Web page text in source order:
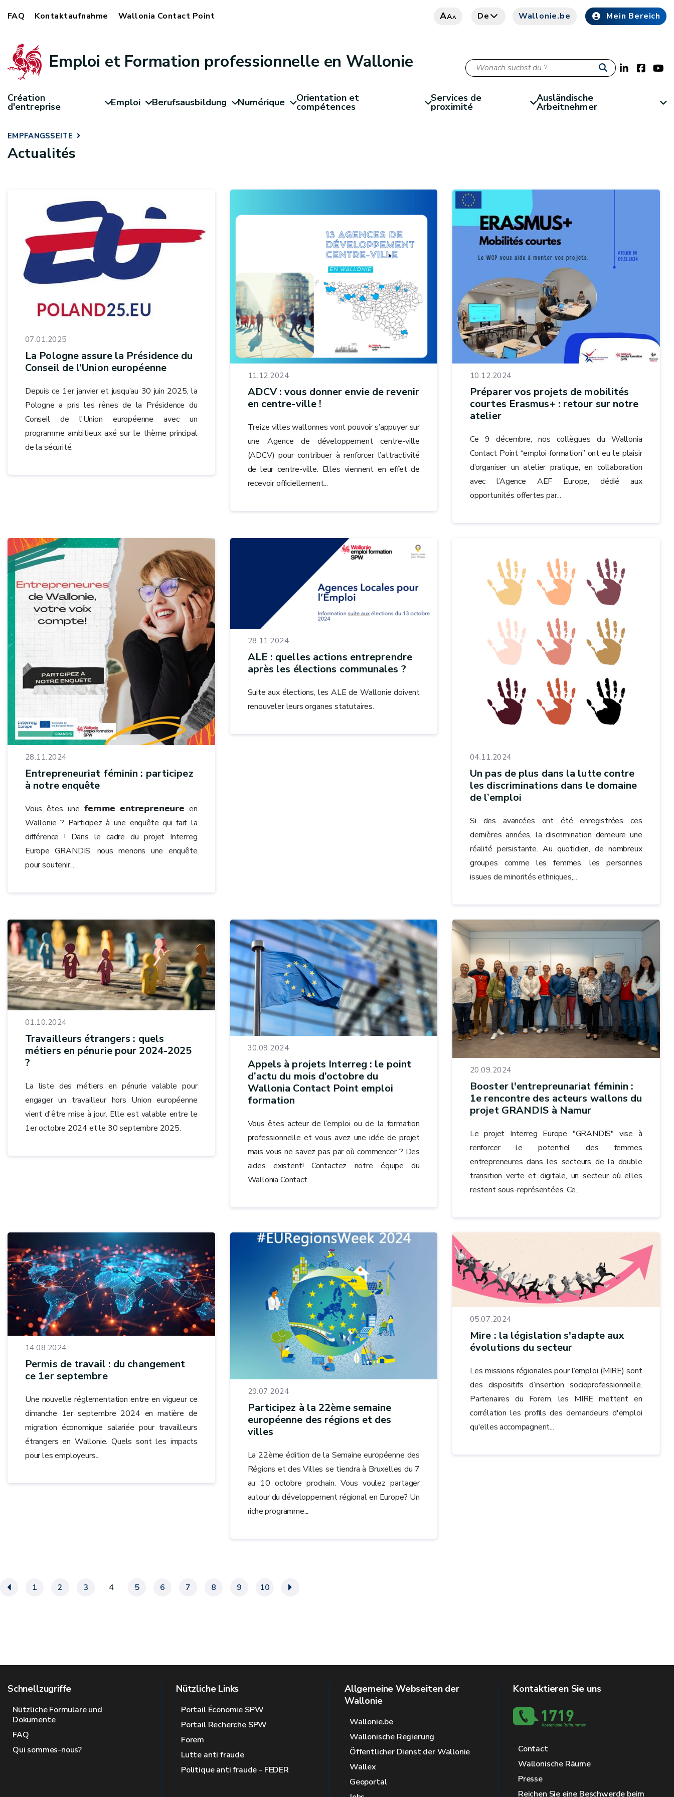
FAQ Kontaktaufnahme Wallonia Contact Point AAA De Wallonie.be Mein Bereich
Emploi et Formation professionnelle en Wallonie
Création
d'entreprise Emploi Berufsausbildung Numérique Orientation et
compétences
Services de
proximité
Ausländische
Arbeitnehmer
EMPFANGSSEITE
Actualités
07.01.2025
La Pologne assure la Présidence du
Conseil de l’Union européenne
Depuis ce 1er janvier et jusqu’au 30 juin 2025, la
Pologne a pris les rênes de la Présidence du
Conseil de l'Union européenne avec un
programme ambitieux axé sur le thème principal
de la sécurité.
11.12.2024
ADCV : vous donner envie de revenir
en centre-ville !
Treize villes wallonnes vont pouvoir s’appuyer sur
une Agence de développement centre-ville
(ADCV) pour contribuer à renforcer l’attractivité
de leur centre-ville. Elles viennent en effet de
recevoir officiellement...
10.12.2024
Préparer vos projets de mobilités
courtes Erasmus+ : retour sur notre
atelier
Ce 9 décembre, nos collègues du Wallonia
Contact Point “emploi formation” ont eu le plaisir
d’organiser un atelier pratique, en collaboration
avec l’Agence AEF Europe, dédié aux
opportunités offertes par...
28.11.2024
Entrepreneuriat féminin : participez
à notre enquête
Vous êtes une 𝗳𝗲𝗺𝗺𝗲 𝗲𝗻𝘁𝗿𝗲𝗽𝗿𝗲𝗻𝗲𝘂𝗿𝗲 en
Wallonie ? Participez à une enquête qui fait la
différence ! Dans le cadre du projet Interreg
Europe GRANDIS, nous menons une enquête
pour soutenir...
28.11.2024
ALE : quelles actions entreprendre
après les élections communales ?
Suite aux élections, les ALE de Wallonie doivent
renouveler leurs organes statutaires.
04.11.2024
Un pas de plus dans la lutte contre
les discriminations dans le domaine
de l’emploi
Si des avancées ont été enregistrées ces
dernières années, la discrimination demeure une
réalité persistante. Au quotidien, de nombreux
groupes comme les femmes, les personnes
issues de minorités ethniques,...
01.10.2024
Travailleurs étrangers : quels
métiers en pénurie pour 2024-2025
?
La liste des métiers en pénurie valable pour
engager un travailleur hors Union européenne
vient d'être mise à jour. Elle est valable entre le
1er octobre 2024 et le 30 septembre 2025.
30.09.2024
Appels à projets Interreg : le point
d’actu du mois d’octobre du
Wallonia Contact Point emploi
formation
Vous êtes acteur de l’emploi ou de la formation
professionnelle et vous avez une idée de projet
mais vous ne savez pas par où commencer ? Des
aides existent! Contactez notre équipe du
Wallonia Contact...
20.09.2024
Booster l'entrepreunariat féminin :
1e rencontre des acteurs wallons du
projet GRANDIS à Namur
Le projet Interreg Europe "GRANDIS" vise à
renforcer le potentiel des femmes
entrepreneures dans les secteurs de la double
transition verte et digitale, un secteur où elles
restent sous-représentées. Ce...
14.08.2024
Permis de travail : du changement
ce 1er septembre
Une nouvelle réglementation entre en vigueur ce
dimanche 1er septembre 2024 en matière de
migration économique salariée pour travailleurs
étrangers en Wallonie. Quels sont les impacts
pour les employeurs...
29.07.2024
Participez à la 22ème semaine
européenne des régions et des
villes
La 22ème édition de la Semaine européenne des
Régions et des Villes se tiendra à Bruxelles du 7
au 10 octobre prochain. Vous voulez partager
autour du développement régional en Europe? Un
riche programme...
05.07.2024
Mire : la législation s'adapte aux
évolutions du secteur
Les missions régionales pour l’emploi (MIRE) sont
des dispositifs d’insertion socioprofessionnelle.
Partenaires du Forem, les MIRE mettent en
corrélation les profils des demandeurs d'emploi
qu'elles accompagnent...
« 1 2 3 4 5 6 7 8 9 10 »
Schnellzugriffe
Nützliche Formulare und
Dokumente
FAQ
Qui sommes-nous?
Nützliche Links
Portail Économie SPW
Portail Recherche SPW
Forem
Lutte anti fraude
Politique anti fraude - FEDER
Allgemeine Webseiten der
Wallonie
Wallonie.be
Wallonische Regierung
Öffentlicher Dienst der Wallonie
Wallex
Geoportal
Kontaktieren Sie uns
Contact
Wallonische Räume
Presse
Reichen Sie eine Beschwerde beim